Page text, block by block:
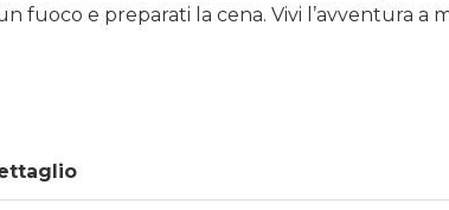
fuoco e preparati la cena. Vivi l’avventura a